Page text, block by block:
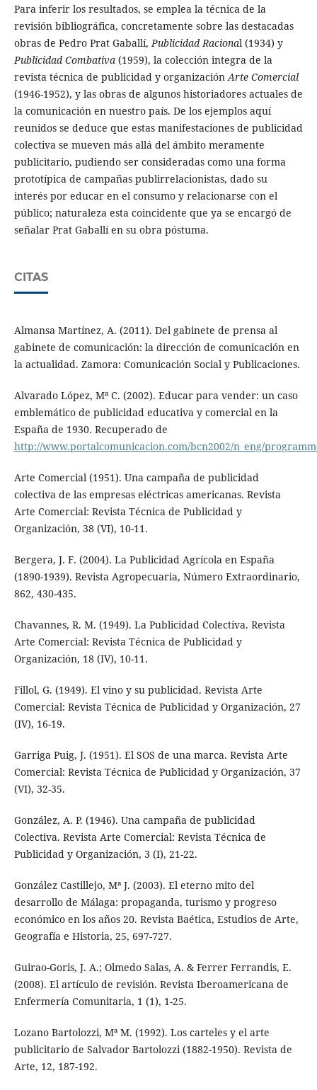
Para inferir los resultados, se emplea la técnica de la
revisión bibliográfica, concretamente sobre las destacadas
obras de Pedro Prat Gaballí,Publicidad Racional (1934) y
Publicidad Combativa(1959), la colección integra de la
revista técnica de publicidad y organizaciónArte Comercial
(1946-1952), y las obras de algunos historiadores actuales de
la comunicación en nuestro país. De los ejemplos aquí
reunidos se deduce que estas manifestaciones de publicidad
colectiva se mueven más allá del ámbito meramente
publicitario, pudiendo ser consideradas como una forma
prototípica de campañas publirrelacionistas, dado su
interés por educar en el consumo y relacionarse con el
público; naturaleza esta coincidente que ya se encargó de
señalar Prat Gaballí en su obra póstuma.
CITAS
Almansa Martínez, A. (2011). Del gabinete de prensa al
gabinete de comunicación: la dirección de comunicación en
la actualidad. Zamora: Comunicación Social y Publicaciones.
Alvarado López, Mª C. (2002). Educar para vender: un caso
emblemático de publicidad educativa y comercial en la
España de 1930. Recuperado de
http://www.portalcomunicacion.com/bcn2002/n_eng/
Arte Comercial (1951). Una campaña de publicidad
colectiva de las empresas eléctricas americanas. Revista
Arte Comercial: Revista Técnica de Publicidad y
Organización, 38 (VI), 10-11.
Bergera, J. F. (2004). La Publicidad Agrícola en España
(1890-1939). Revista Agropecuaria, Número Extraordinario,
862, 430-435.
Chavannes, R. M. (1949). La Publicidad Colectiva. Revista
Arte Comercial: Revista Técnica de Publicidad y
Organización, 18 (IV), 10-11.
Fillol, G. (1949). El vino y su publicidad. Revista Arte
Comercial: Revista Técnica de Publicidad y Organización, 27
(IV), 16-19.
Garriga Puig, J. (1951). El SOS de una marca. Revista Arte
Comercial: Revista Técnica de Publicidad y Organización, 37
(VI), 32-35.
González, A. P. (1946). Una campaña de publicidad
Colectiva. Revista Arte Comercial: Revista Técnica de
Publicidad y Organización, 3 (I), 21-22.
González Castillejo, Mª J. (2003). El eterno mito del
desarrollo de Málaga: propaganda, turismo y progreso
económico en los años 20. Revista Baética, Estudios de Arte,
Geografía e Historia, 25, 697-727.
Guirao-Goris, J. A.; Olmedo Salas, A. & Ferrer Ferrandis, E.
(2008). El artículo de revisión. Revista Iberoamericana de
Enfermería Comunitaria, 1 (1), 1-25.
Lozano Bartolozzi, Mª M. (1992). Los carteles y el arte
publicitario de Salvador Bartolozzi (1882-1950). Revista de
Arte, 12, 187-192.